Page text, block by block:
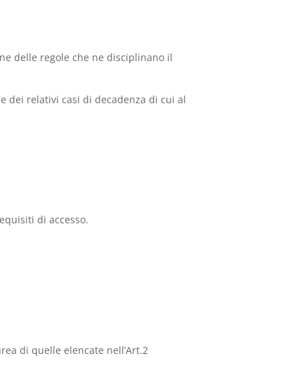
delle regole che ne disciplinano il
dei relativi casi di decadenza di cui al
di accesso.
di quelle elencate nell’Art.2